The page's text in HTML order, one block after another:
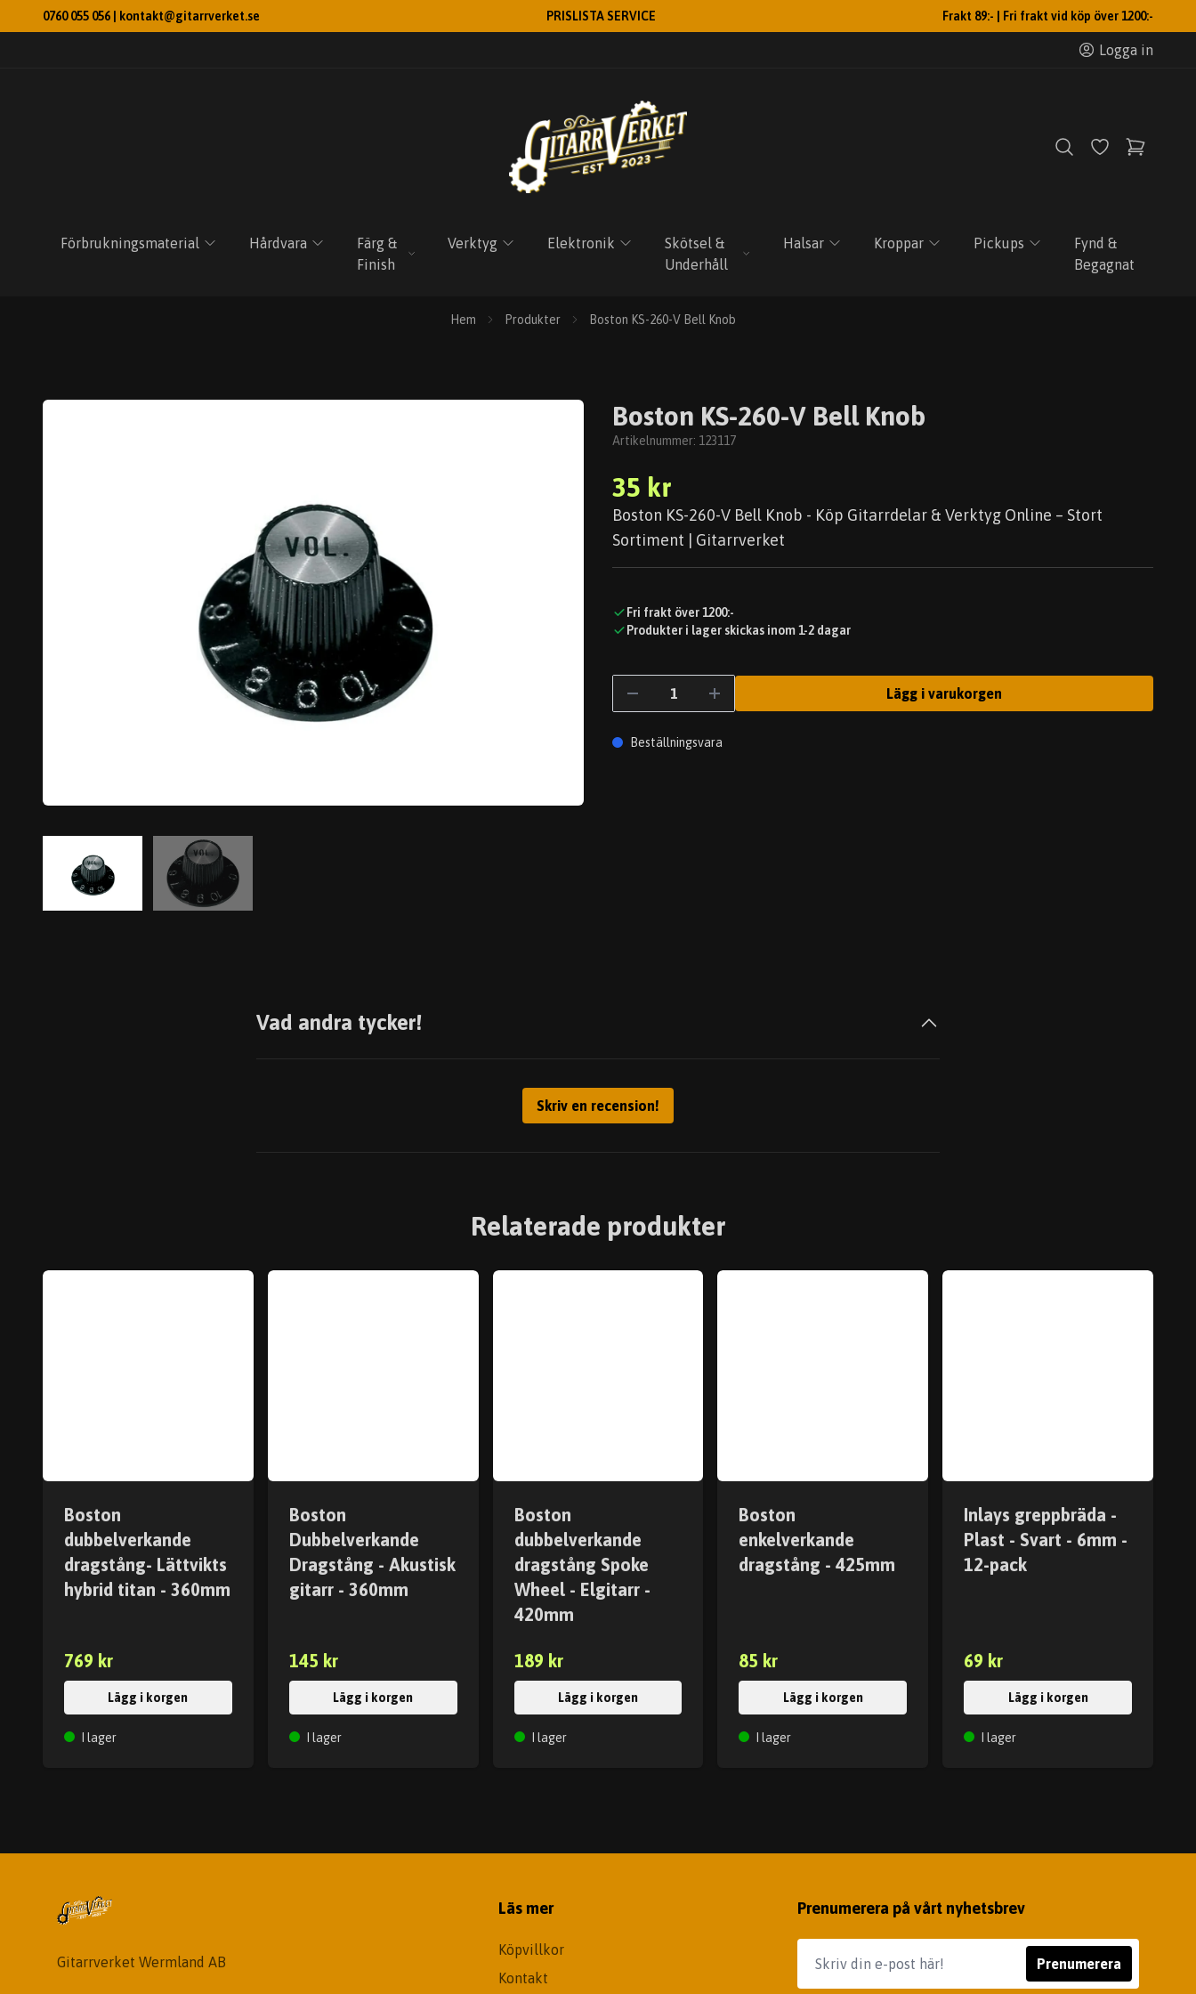
0760 055 056 | kontakt@gitarrverket.se PRISLISTA SERVICE Frakt 89:- | Fri frakt vid köp över 1200:-
Logga in
Förbrukningsmaterial Hårdvara
Färg &
Finish
Verktyg Elektronik
Skötsel &
Underhåll
Halsar Kroppar Pickups
Fynd &
Begagnat
Hem Produkter Boston KS-260-V Bell Knob
Boston KS-260-V Bell Knob
Artikelnummer: 123117
35 kr
Boston KS-260-V Bell Knob - Köp Gitarrdelar & Verktyg Online – Stort
Sortiment | Gitarrverket
Fri frakt över 1200:-
Produkter i lager skickas inom 1-2 dagar
Lägg i varukorgen
Beställningsvara
Vad andra tycker!
Skriv en recension!
Relaterade produkter
Boston
dubbelverkande
dragstång- Lättvikts
hybrid titan - 360mm
769 kr
Lägg i korgen
I lager
Boston
Dubbelverkande
Dragstång - Akustisk
gitarr - 360mm
145 kr
Lägg i korgen
I lager
Boston
dubbelverkande
dragstång Spoke
Wheel - Elgitarr -
420mm
189 kr
Lägg i korgen
I lager
Boston
enkelverkande
dragstång - 425mm
85 kr
Lägg i korgen
I lager
Inlays greppbräda -
Plast - Svart - 6mm -
12-pack
69 kr
Lägg i korgen
I lager
Gitarrverket Wermland AB
Läs mer
Köpvillkor
Kontakt
Prenumerera på vårt nyhetsbrev
Prenumerera